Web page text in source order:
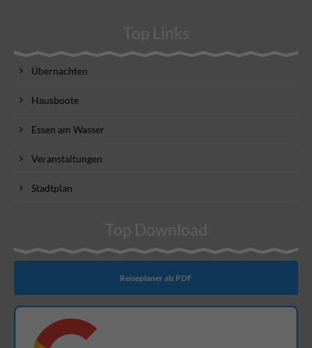
Top Links
Übernachten
Hausboote
Essen am Wasser
Veranstaltungen
Stadtplan
Top Download
Reiseplaner als PDF